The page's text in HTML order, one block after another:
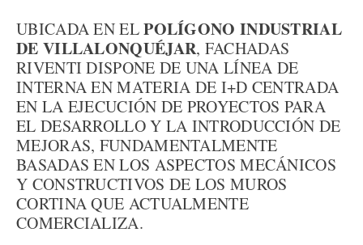
UBICADA EN ELPOLÍGONO INDUSTRIAL
DE VILLALONQUÉJAR, FACHADAS
RIVENTI DISPONE DE UNA LÍNEA DE
INTERNA EN MATERIA DE I+D CENTRADA
EN LA EJECUCIÓN DE PROYECTOS PARA
EL DESARROLLO Y LA INTRODUCCIÓN DE
MEJORAS, FUNDAMENTALMENTE
BASADAS EN LOS ASPECTOS MECÁNICOS
Y CONSTRUCTIVOS DE LOS MUROS
CORTINA QUE ACTUALMENTE
COMERCIALIZA.